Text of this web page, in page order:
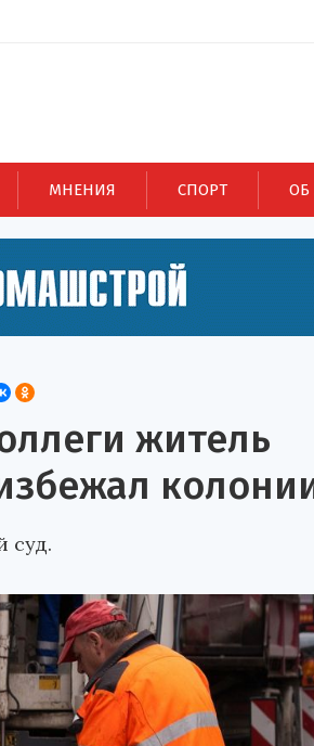
МНЕНИЯ СПОРТ ОБ
житель
суд.